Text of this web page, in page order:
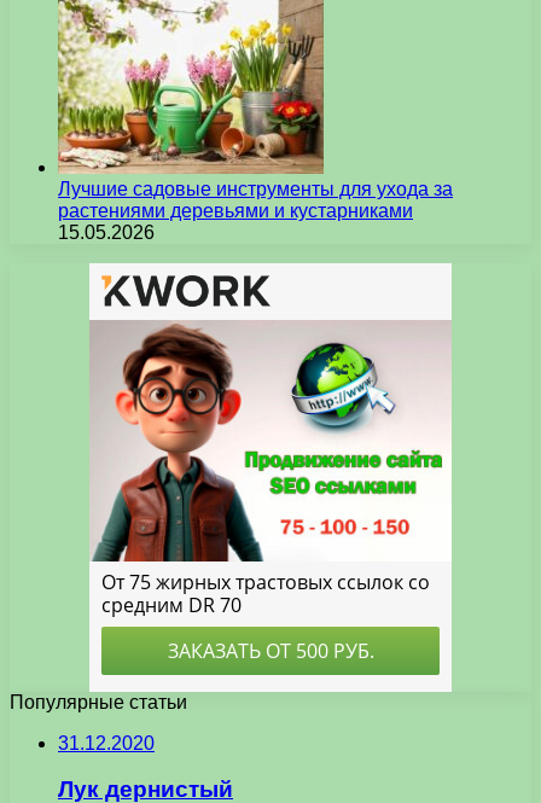
Лучшие садовые инструменты для ухода за
растениями деревьями и кустарниками
15.05.2026
Популярные статьи
31.12.2020
Лук дернистый